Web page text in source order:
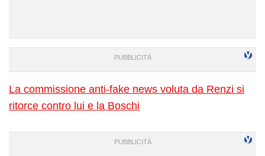
La commissione anti-fake news voluta da Renzi si
ritorce contro lui e la Boschi